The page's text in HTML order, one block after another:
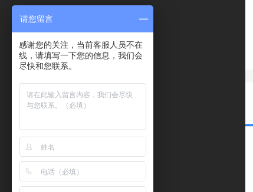
请您留言
感谢您的关注，当前客服人员不在
线，请填写一下您的信息，我们会
尽快和您联系。